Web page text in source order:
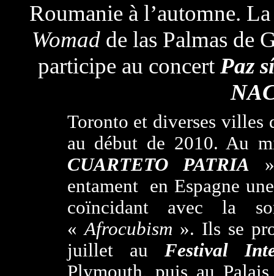
Roumanie à l’automne.
Womad de las Palmas de
participe au concert Paz
Toronto et diverses
au début de 2010. Au
CUARTETO PATRIA
entament en Espagne
coïncidant avec la
«Afrocubism ». Ils se
juillet auFestival
Plymouth, puis au